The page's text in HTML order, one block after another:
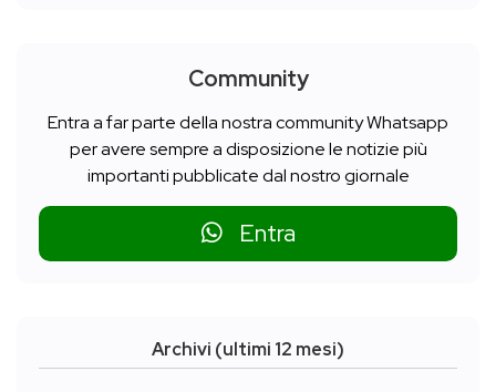
Community
Entra a far parte della nostra community Whatsapp
per avere sempre a disposizione le notizie più
importanti pubblicate dal nostro giornale
Entra
Archivi (ultimi 12 mesi)